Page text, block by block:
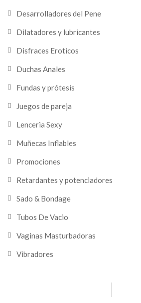
Desarrolladores del Pene
Dilatadores y lubricantes
Disfraces Eroticos
Duchas Anales
Fundas y prótesis
Juegos de pareja
Lenceria Sexy
Muñecas Inflables
Promociones
Retardantes y potenciadores
Sado & Bondage
Tubos De Vacio
Vaginas Masturbadoras
Vibradores